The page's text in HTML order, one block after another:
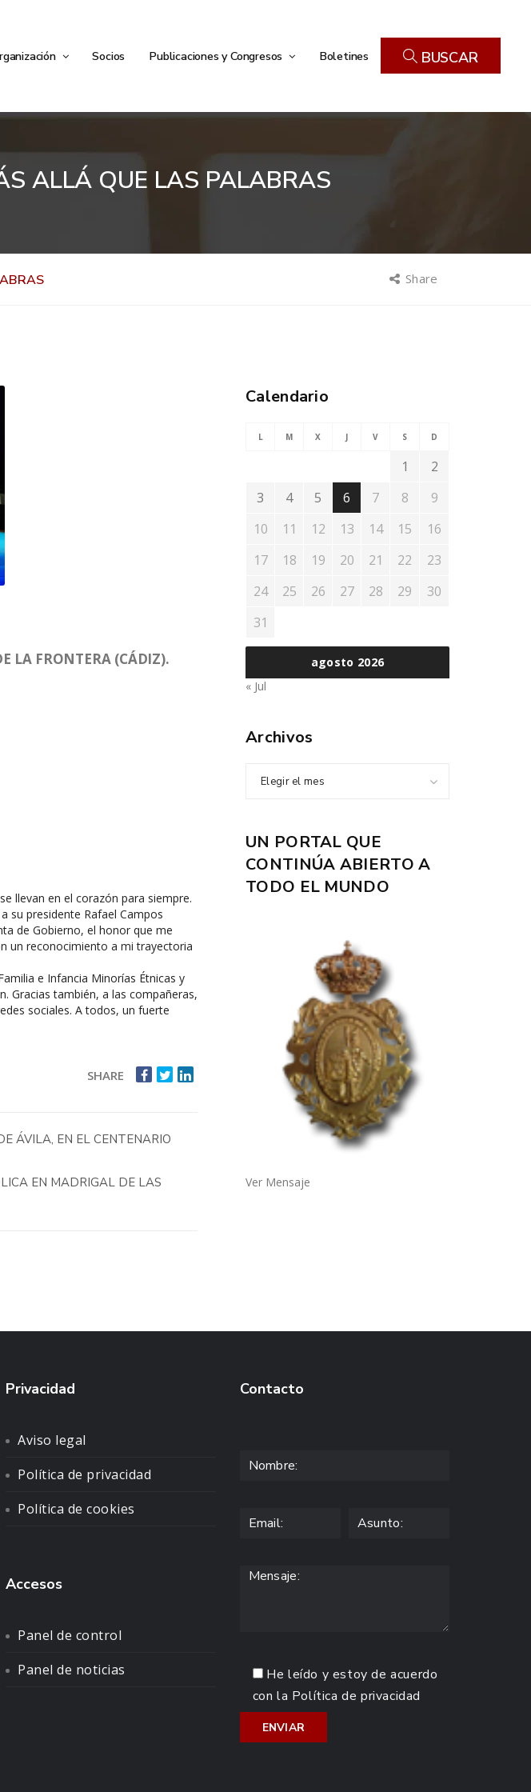
Socios Publicaciones y Congresos Boletines BUSCAR
ALLÁ QUE LAS PALABRAS
Share
LA FRONTERA (CÁDIZ).
llevan en el corazón para siempre.
su presidente Rafael Campos
de Gobierno, el honor que me
un reconocimiento a mi trayectoria
e Infancia Minorías Étnicas y
Gracias también, a las compañeras,
sociales. A todos, un fuerte
SHARE
ÁVILA, EN EL CENTENARIO
EN MADRIGAL DE LAS
Calendario
agosto 2026
L M X J V S D
1
2
3
4 5 6 7 8
9
10
11 12 13 14 15
16
17
18 19 20 21 22
23
24
25 26 27 28 29
30
31
« Jul
Archivos
Elegir el mes
UN PORTAL QUE
CONTINÚA ABIERTO A
TODO EL MUNDO
Ver Mensaje
Privacidad
Aviso legal
Política de privacidad
Política de cookies
Accesos
Panel de control
Panel de noticias
Contacto
He leído y estoy de acuerdo
con la Política de privacidad